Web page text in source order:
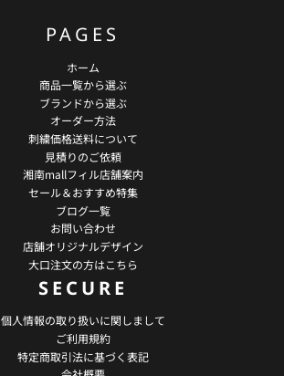
PAGES
ホーム
商品一覧から選ぶ
ブランドから選ぶ
オーダー方法
刺繍価格送料について
見積りのご依頼
湘南mallフィル店舗案内
セール＆おすすめ特集
ブログ一覧
お問い合わせ
店舗オリジナルデザイン
大口注文の方はこちら
SECURE
個人情報の取り扱いに関しまして
ご利用規約
特定商取引法に基づく表記